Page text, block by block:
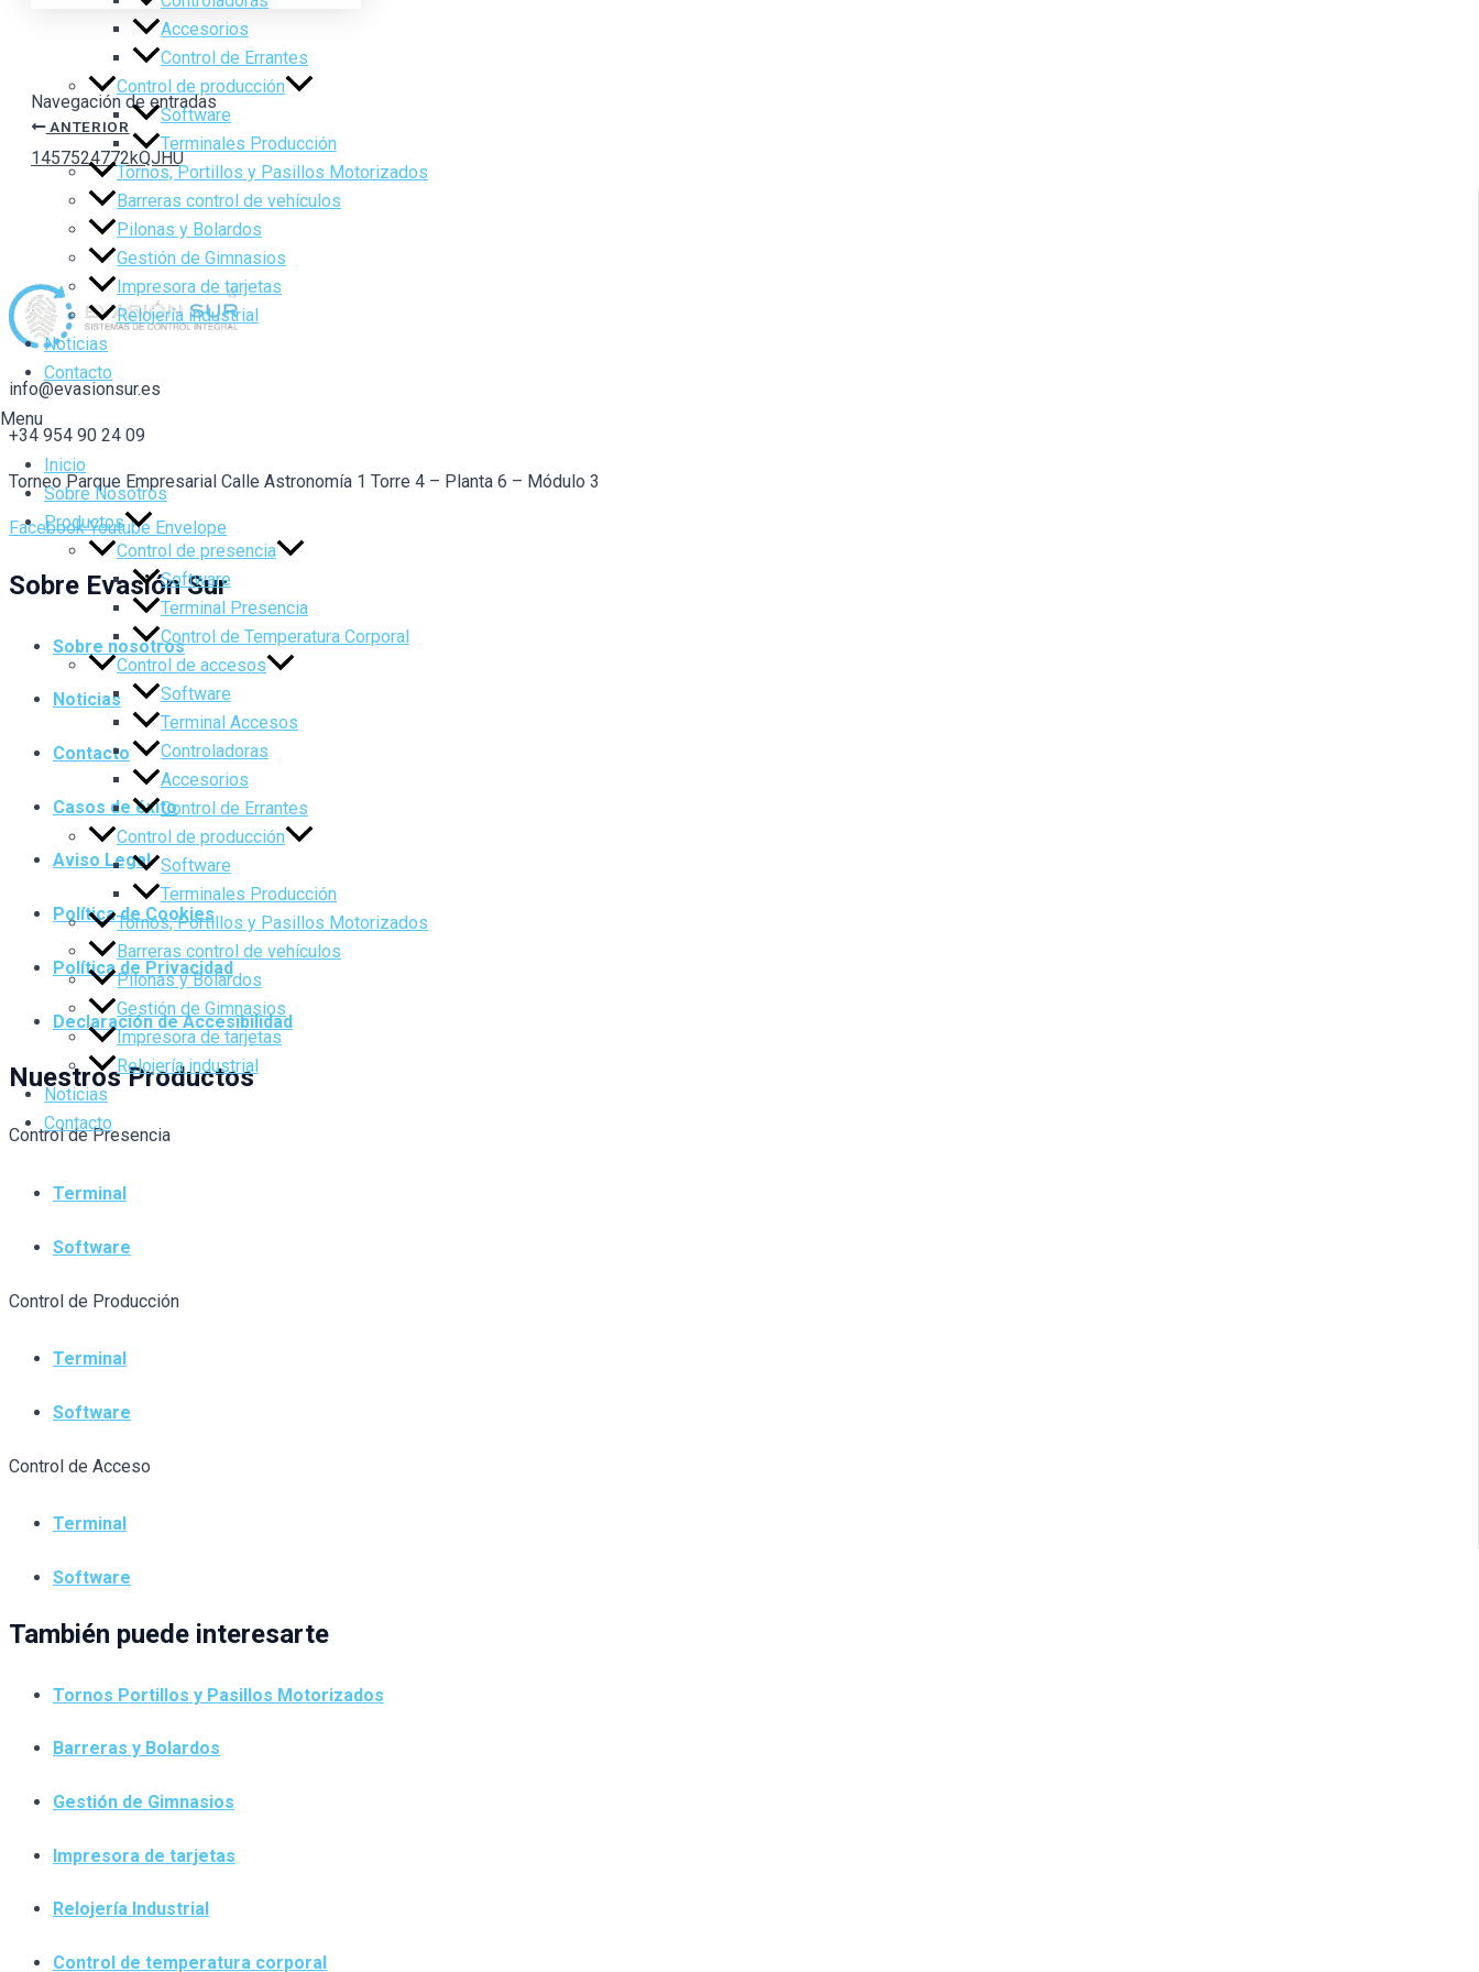
Accesorios
Control de Errantes
Control de producción
Software
Terminales Producción
Tornos, Portillos y Pasillos Motorizados
Barreras control de vehículos
Pilonas y Bolardos
Gestión de Gimnasios
Impresora de tarjetas
Relojería industrial
Noticias
Contacto
Menu
Inicio
Sobre Nosotros
Productos
Control de presencia
Software
Terminal Presencia
Control de Temperatura Corporal
Control de accesos
Software
Terminal Accesos
Controladoras
Accesorios
Control de Errantes
Control de producción
Software
Terminales Producción
Tornos, Portillos y Pasillos Motorizados
Barreras control de vehículos
Pilonas y Bolardos
Gestión de Gimnasios
Impresora de tarjetas
Relojería industrial
Noticias
Contacto
Navegación de entradas
ANTERIOR
1457524772kQJHU
info@evasionsur.es
+34 954 90 24 09
Torneo Parque Empresarial Calle Astronomía 1 Torre 4 – Planta 6 – Módulo 3
Facebook Youtube Envelope
Sobre Evasión Sur
Sobre nosotros
Noticias
Contacto
Casos de éxito
Aviso Legal
Política de Cookies
Política de Privacidad
Declaración de Accesibilidad
Nuestros Productos
Control de Presencia
Terminal
Software
Control de Producción
Terminal
Software
Control de Acceso
Terminal
Software
También puede interesarte
Tornos Portillos y Pasillos Motorizados
Barreras y Bolardos
Gestión de Gimnasios
Impresora de tarjetas
Relojería Industrial
Control de temperatura corporal